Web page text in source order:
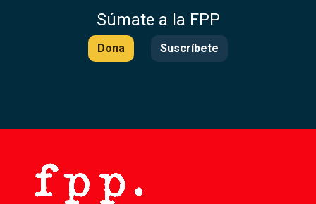
Súmate a la FPP
Dona Suscríbete